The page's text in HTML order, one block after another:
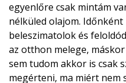
egyenlőre csak mintám
nélküled olajom. Időnként
beleszimatolok és
az otthon melege,
sem tudom akkor is csak
megérteni, ma miért nem